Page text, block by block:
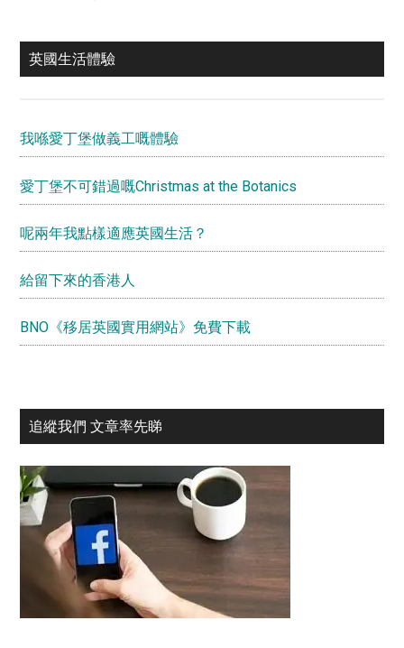
英國生活體驗
我喺愛丁堡做義工嘅體驗
愛丁堡不可錯過嘅Christmas at the Botanics
呢兩年我點樣適應英國生活？
給留下來的香港人
BNO《移居英國實用網站》免費下載
追縱我們 文章率先睇